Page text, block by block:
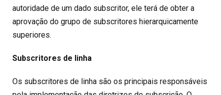
autoridade de um dado subscritor, ele terá de obter a
aprovação do grupo de subscritores hierarquicamente
superiores.
Subscritores de linha
Os subscritores de linha são os principais responsáveis